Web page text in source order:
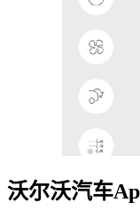
沃尔沃汽车